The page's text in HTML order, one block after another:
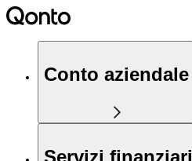
Conto aziendale
Servizi finanziari